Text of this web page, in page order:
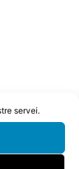
servei.